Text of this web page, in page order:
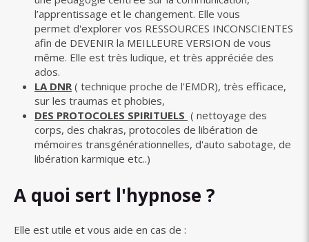
l’apprentissage et le changement. Elle vous
permet d'explorer vos RESSOURCES INCONSCIENTES
afin de DEVENIR la MEILLEURE VERSION de vous
même. Elle est très ludique, et très appréciée des
ados.
LA DNR( technique proche de l'EMDR), très efficace,
sur les traumas et phobies,
DES PROTOCOLES SPIRITUELS ( nettoyage des
corps, des chakras, protocoles de libération de
mémoires transgénérationnelles, d'auto sabotage, de
libération karmique etc..)
A quoi sert l'hypnose ?
​​​​​​Elle est utile et vous aide en cas de :